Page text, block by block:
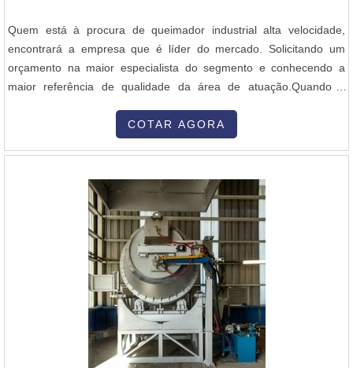
Quem está à procura de queimador industrial alta velocidade,
encontrará a empresa que é líder do mercado. Solicitando um
orçamento na maior especialista do segmento e conhecendo a
maior referência de qualidade da área de atuação.Quando a
colaboradores da Inovatti Queimadores Industriais o cliente
COTAR AGORA